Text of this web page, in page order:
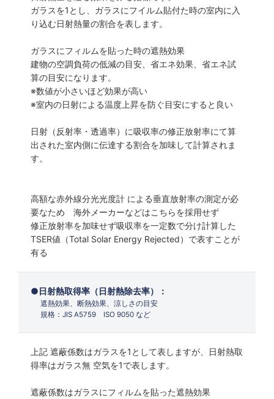
ガラスを1とし、ガラスにフイルム貼付た時の室内に入
り込む日射熱量の割合を表します。
ガラスにフィルムを貼った時の遮熱効果
建物の空調負荷の低減の目安、省エネ効果、省エネ試
算の目安になります。
※数値が小さいほど効果が高い
※室内の日射による温度上昇を防ぐ目安にすると良い
日射（反射率・透過率）に吸収率の修正放射率にて算
出された室内側に伝達する割合を加味して計算されま
す。
高額な赤外線分光光度計 による垂直放射率の測定が必
要なため 海外メーカーなどはこちらを採用せず
修正放射率を加味せず吸収率を一定数で分け計算した
TSER値（Total Solar Energy Rejected）で表すことが
有る
日射熱取得率（日射熱除去率）：
遮熱効果、断熱効果、涼しさの目安
規格：JIS A5759 ISO 9050 など
上記 遮蔽係数はガラスを1として表しますが、日射熱取
得率はガラス無 空気を1で表します。
遮蔽係数はガラスにフィルムを貼った遮熱効果